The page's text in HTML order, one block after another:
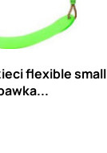
flexible small